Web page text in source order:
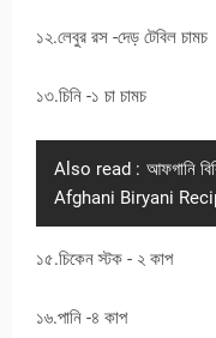
১২.লেবুর রস -দেড় টেবিল চামচ
১৩.চিনি -১ চা চামচ
Also read : আফগানি
Afghani Biryani
১৫.চিকেন স্টক - ২ কাপ
১৬.পানি -৪ কাপ